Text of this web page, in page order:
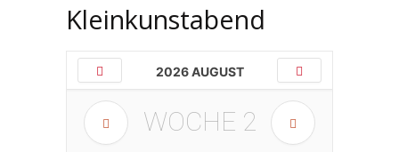
Kleinkunstabend
2026 AUGUST
WOCHE 2